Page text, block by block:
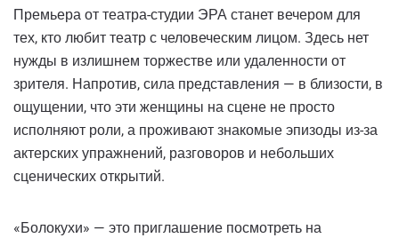
Премьера от театра-студии ЭРА станет вечером для
тех, кто любит театр с человеческим лицом. Здесь нет
нужды в излишнем торжестве или удаленности от
зрителя. Напротив, сила представления — в близости, в
ощущении, что эти женщины на сцене не просто
исполняют роли, а проживают знакомые эпизоды из-за
актерских упражнений, разговоров и небольших
сценических открытий.
«Болокухи» — это приглашение посмотреть на